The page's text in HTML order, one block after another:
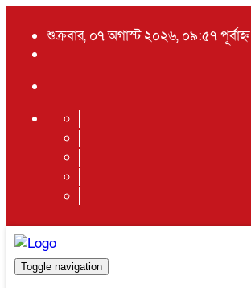
শুক্রবার, ০৭ অগাস্ট ২০২৬, ০৯:৫৭ পূর্বাহ্ন
Toggle navigation